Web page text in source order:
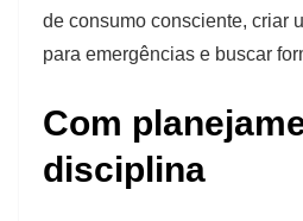
de consumo consciente, criar
para emergências e buscar
Com
disciplina